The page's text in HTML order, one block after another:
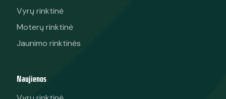
Vyrų rinktinė
Moterų rinktinė
Jaunimo rinktinės
Naujienos